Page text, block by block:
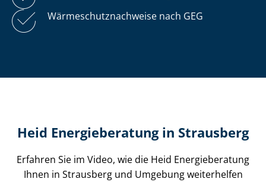
Wär­me­schutz­nach­wei­se nach GEG
Heid Energieberatung in Strausberg
Erfahren Sie im Video, wie die Heid Energieberatung
Ihnen in Strausberg und Umgebung weiterhelfen